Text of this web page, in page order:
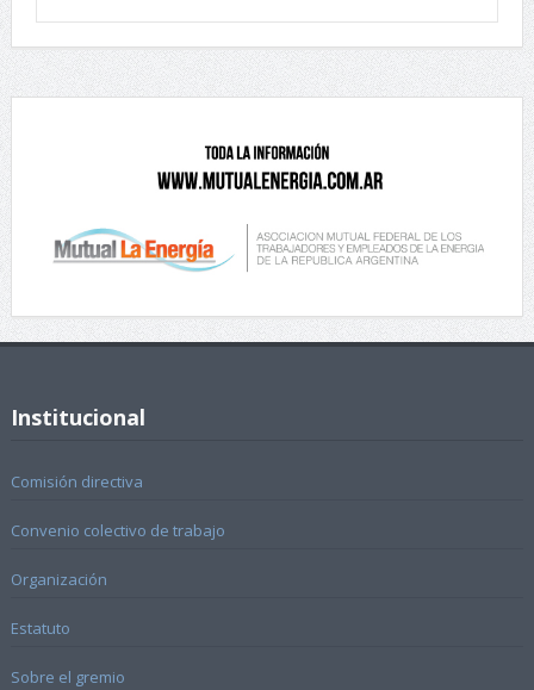
Institucional
Comisión directiva
Convenio colectivo de trabajo
Organización
Estatuto
Sobre el gremio